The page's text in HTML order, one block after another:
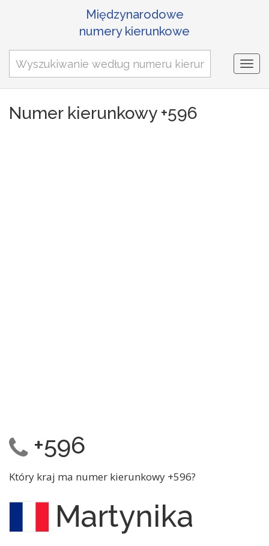
Międzynarodowe
numery kierunkowe
Numer kierunkowy +596
+596
Który kraj ma numer kierunkowy +596?
Martynika